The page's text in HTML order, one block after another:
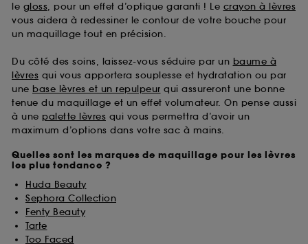
le gloss, pour un effet d’optique garanti ! Le crayon à lèvres
vous aidera à redessiner le contour de votre bouche pour
un maquillage tout en précision.
Du côté des soins, laissez-vous séduire par un baume à
lèvres qui vous apportera souplesse et hydratation ou par
une base lèvres et un repulpeur qui assureront une bonne
tenue du maquillage et un effet volumateur. On pense aussi
à une palette lèvres qui vous permettra d’avoir un
maximum d’options dans votre sac à mains.
Quelles sont les marques de maquillage pour les lèvres
les plus tendance ?
Huda Beauty
Sephora Collection
Fenty Beauty
Tarte
Too Faced